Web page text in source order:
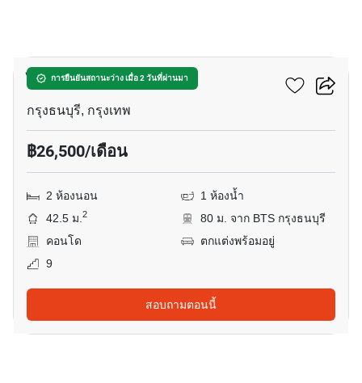
การยืนยันสถานะว่าง เมื่อ 2 วันที่ผ่านมา
ไอดีโอ โมบิ สาทร
กรุงธนบุรี, กรุงเทพ
฿26,500/เดือน
2 ห้องนอน
1 ห้องน้ำ
42.5 ม.2
80 ม. จาก BTS กรุงธนบุรี
คอนโด
ตกแต่งพร้อมอยู่
9
สอบถามตอนนี้